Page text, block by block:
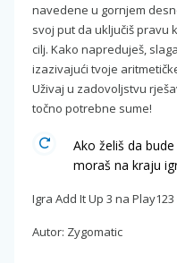
navedene u gornjem
svoj put da uključiš pravu
cilj. Kako napreduješ,
izazivajući tvoje
Uživaj u zadovoljstvu
točno potrebne sume!
Ako želiš da
moraš na kraju
Igra Add It Up 3 na
Autor: Zygomatic